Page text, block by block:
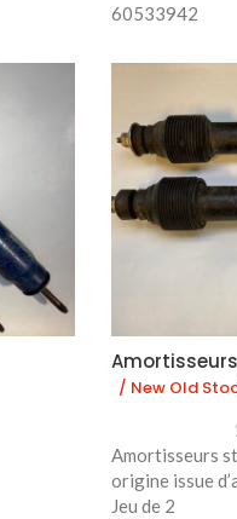
60533942
Amortisseurs
/ New Old
Amortisseurs
origine issue
Jeu de 2